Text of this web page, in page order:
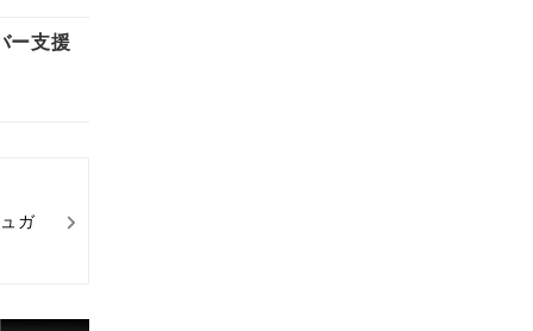
ガ
ー支援